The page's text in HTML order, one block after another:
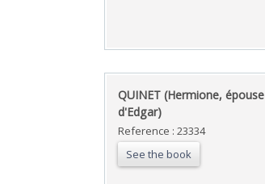
‎QUINET (Hermione, épouse
d'Edgar)‎
Reference : 23334
See the book